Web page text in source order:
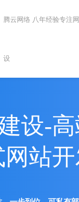
腾云网络 八年经验专注
设
设-
站